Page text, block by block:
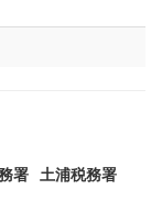
署 土浦税務署